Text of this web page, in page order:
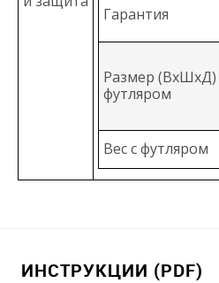
Гарантия
Размер (ВxШxД)
футляром
Вес с футляром
ИНСТРУКЦИИ (PDF)